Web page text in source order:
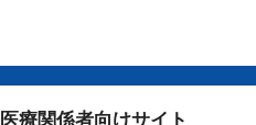
療関係者向けサイト